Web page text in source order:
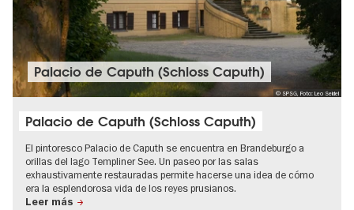
© SPSG, Foto: Leo Seidel
Palacio de Caputh (Schloss Caputh)
Palacio de Caputh (Schloss Caputh)
El pintoresco Palacio de Caputh se encuentra en Brandeburgo a
orillas del lago Templiner See. Un paseo por las salas
exhaustivamente restauradas permite hacerse una idea de cómo
era la esplendorosa vida de los reyes prusianos.
Leer más